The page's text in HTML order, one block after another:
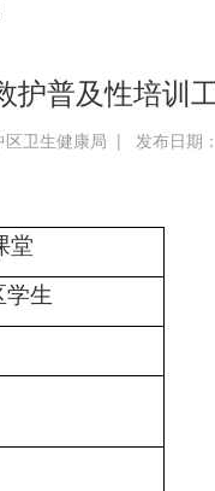
普及性培训
区卫生健康局 | 发布日期
堂
学生